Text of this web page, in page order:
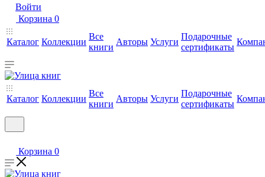
Войти
Корзина 0
Каталог Коллекции
Все
книги
Авторы Услуги
Подарочные
сертификаты
Каталог Коллекции
Все
книги
Авторы Услуги
Подарочные
сертификаты
Корзина 0